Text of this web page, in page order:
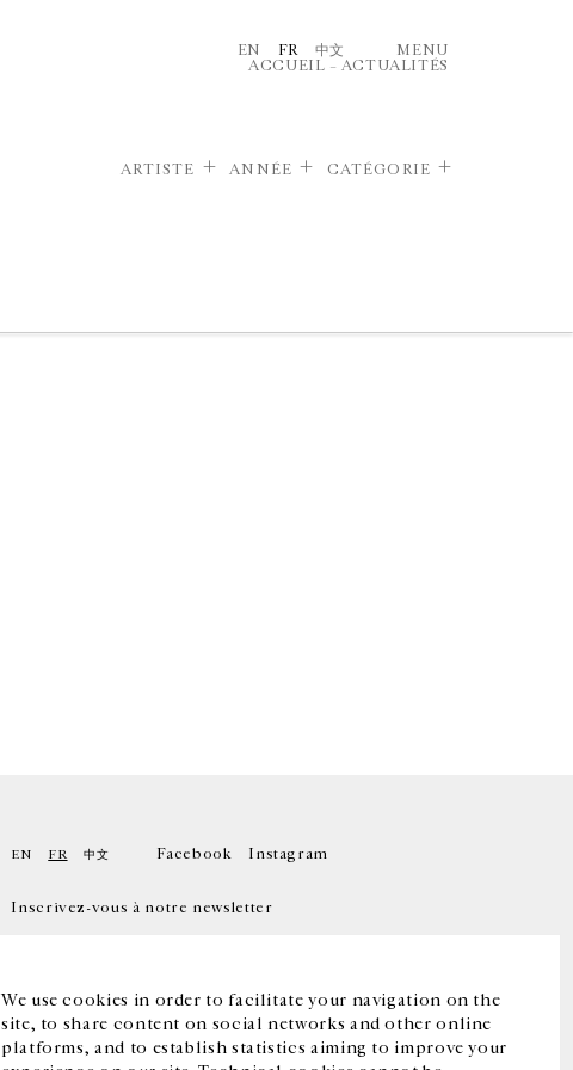
We use cookies in order to facilitate your navigation on the
site, to share content on social networks and other online
platforms, and to establish statistics aiming to improve your
EN FR 中文
MENU
ACCUEIL – ACTUALITÉS
ARTISTE ANNÉE CATÉGORIE
EN FR 中文 Facebook Instagram
Inscrivez-vous à notre newsletter